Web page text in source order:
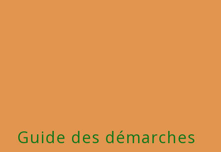
Guide des démarches